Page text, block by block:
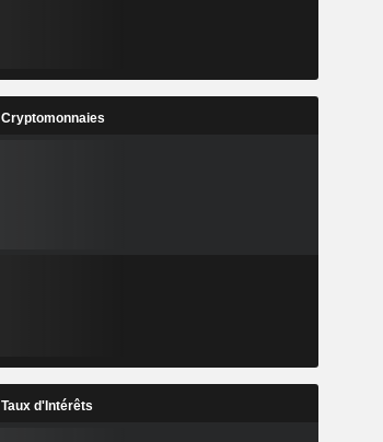
Cryptomonnaies
Taux d'Intérêts